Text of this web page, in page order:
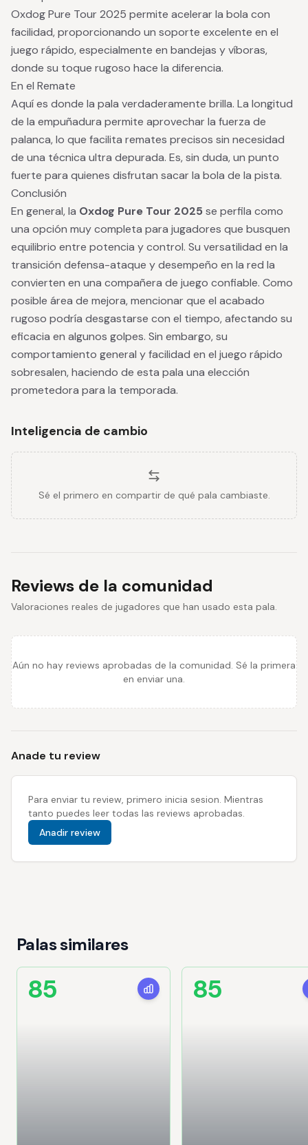
Oxdog Pure Tour 2025 permite acelerar la bola con
facilidad, proporcionando un soporte excelente en el
juego rápido, especialmente en bandejas y víboras,
donde su toque rugoso hace la diferencia.
En el Remate
Aquí es donde la pala verdaderamente brilla. La longitud
de la empuñadura permite aprovechar la fuerza de
palanca, lo que facilita remates precisos sin necesidad
de una técnica ultra depurada. Es, sin duda, un punto
fuerte para quienes disfrutan sacar la bola de la pista.
Conclusión
En general, la Oxdog Pure Tour 2025 se perfila como
una opción muy completa para jugadores que busquen
equilibrio entre potencia y control. Su versatilidad en la
transición defensa-ataque y desempeño en la red la
convierten en una compañera de juego confiable. Como
posible área de mejora, mencionar que el acabado
rugoso podría desgastarse con el tiempo, afectando su
eficacia en algunos golpes. Sin embargo, su
comportamiento general y facilidad en el juego rápido
sobresalen, haciendo de esta pala una elección
prometedora para la temporada.
Inteligencia de cambio
Sé el primero en compartir de qué pala cambiaste.
Reviews de la comunidad
Valoraciones reales de jugadores que han usado esta pala.
Aún no hay reviews aprobadas de la comunidad. Sé la primera
en enviar una.
Anade tu review
Para enviar tu review, primero inicia sesion. Mientras
tanto puedes leer todas las reviews aprobadas.
Anadir review
Palas similares
85 85